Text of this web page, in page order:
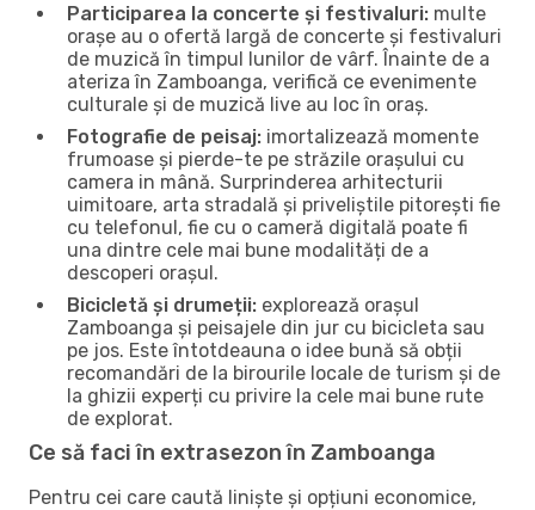
Participarea la concerte și festivaluri: multe
orașe au o ofertă largă de concerte și festivaluri
de muzică în timpul lunilor de vârf. Înainte de a
ateriza în Zamboanga, verifică ce evenimente
culturale și de muzică live au loc în oraș.
Fotografie de peisaj: imortalizează momente
frumoase și pierde-te pe străzile orașului cu
camera in mână. Surprinderea arhitecturii
uimitoare, arta stradală și priveliștile pitorești fie
cu telefonul, fie cu o cameră digitală poate fi
una dintre cele mai bune modalități de a
descoperi orașul.
Bicicletă și drumeții: explorează orașul
Zamboanga și peisajele din jur cu bicicleta sau
pe jos. Este întotdeauna o idee bună să obții
recomandări de la birourile locale de turism și de
la ghizii experți cu privire la cele mai bune rute
de explorat.
Ce să faci în extrasezon în Zamboanga
Pentru cei care caută liniște și opțiuni economice,